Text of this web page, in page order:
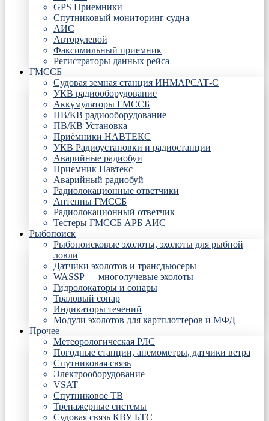
GPS Приемники
Спутниковый мониторинг судна
АИС
Авторулевой
Факсимильный приемник
Регистраторы данных рейса
ГМССБ
Судовая земная станция ИНМАРСАТ-С
УКВ радиооборудование
Аккумуляторы ГМССБ
ПВ/КВ радиооборудование
ПВ/КВ Установка
Приёмники НАВТЕКС
УКВ Радиоустановки и радиостанции
Аварийные радиобуи
Приемник Навтекс
Аварийный радиобуй
Радиолокационные ответчики
Антенны ГМССБ
Радиолокационный ответчик
Тестеры ГМССБ АРБ АИС
Рыбопоиск
Рыбопоисковые эхолоты, эхолоты для рыбной
ловли
Датчики эхолотов и трансдьюсеры
WASSP — многолучевые эхолоты
Гидролокаторы и сонары
Траловый сонар
Индикаторы течений
Модули эхолотов для картплоттеров и МФД
Прочее
Метеорологическая РЛС
Погодные станции, анемометры, датчики ветра
Спутниковая связь
Электрооборудование
VSAT
Спутниковое ТВ
Тренажерные системы
Судовая связь КВУ БТС